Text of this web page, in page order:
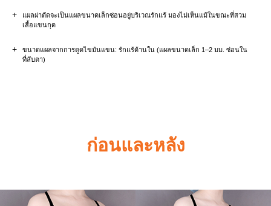
+
แผลผ่าตัดจะเป็นแผลขนาดเล็กซ่อนอยู่บริเวณรักแร้ มองไม่เห็นแม้ในขณะที่สวม
เสื้อแขนกุด
+
ขนาดแผลจากการดูดไขมันแขน: รักแร้ด้านใน (แผลขนาดเล็ก 1–2 มม. ซ่อนใน
ที่ลับตา)
ก่อนและหลัง